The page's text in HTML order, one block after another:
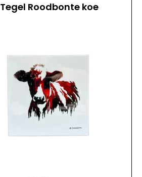
Tegel Roodbonte koe